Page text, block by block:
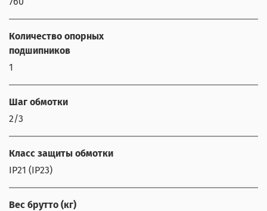
Количество опорных
подшипников
1
Шаг обмотки
2/3
Класс защиты обмотки
IP21 (IP23)
Вес брутто (кг)